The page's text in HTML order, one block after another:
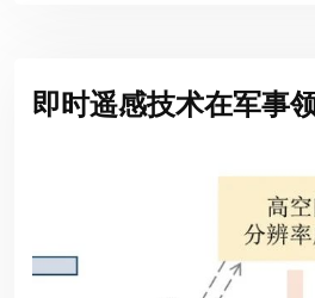
即时遥感技术在军事